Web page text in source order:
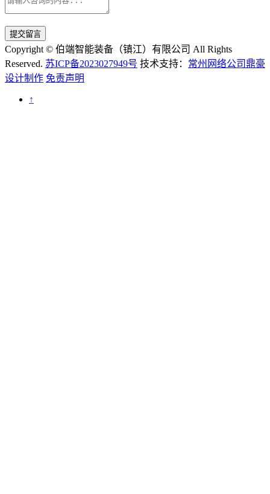
提交留言
Copyright © 伯端智能装备（镇江）有限公司 All Rights
Reserved. 苏ICP备2023027949号 技术支持： 常州网络公司鼎豪
设计制作 免责声明
↑